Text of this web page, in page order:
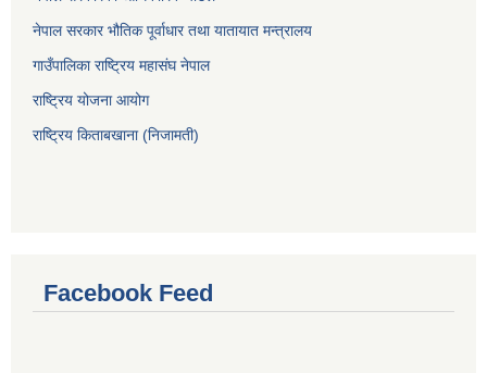
नेपाल सरकार भौतिक पूर्वाधार तथा यातायात मन्त्रालय
गाउँपालिका राष्ट्रिय महासंघ नेपाल
राष्ट्रिय योजना आयोग
राष्ट्रिय किताबखाना (निजामती)
Facebook Feed